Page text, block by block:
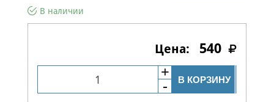
В наличии
540
В КОРЗИНУ